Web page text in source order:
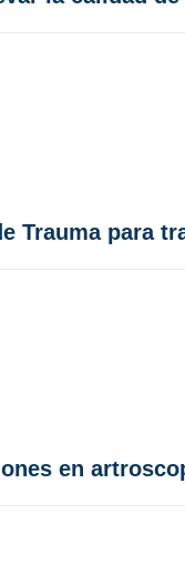
Trauma para
en